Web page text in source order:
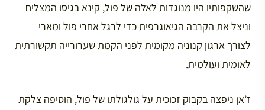
שהשקפותיו היו מנוגדות לאלה של פול, קינא בגיסו המצליח
וניצל את הקרבה הגיאוגרפית כדי לרגל אחרי פול ומארי
לצורך ארגון קנוניה מקומית לפני הקמת שערורייה תקשורתית
לאומית ועולמית.
ז’אן ניפצה בקבוק זכוכית על גולגולתו של פול, הוסיפה צלקת